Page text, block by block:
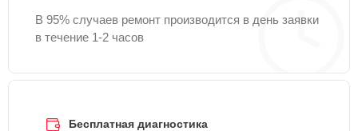
В 95% случаев ремонт производится в день заявки
в течение 1-2 часов
Бесплатная диагностика